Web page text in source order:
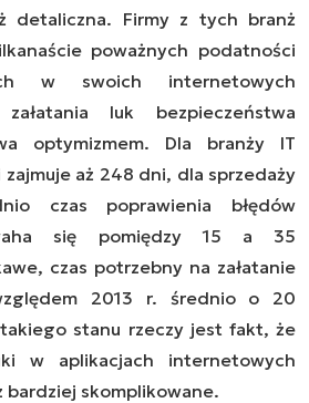
detaliczna. Firmy z tych branż
poważnych podatności
w swoich internetowych
luk bezpieczeństwa
optymizmem. Dla branży IT
aż 248 dni, dla sprzedaży
czas poprawienia błędów
się pomiędzy 15 a 35
czas potrzebny na załatanie
2013 r. średnio o 20
stanu rzeczy jest fakt, że
w aplikacjach internetowych
bardziej skomplikowane.